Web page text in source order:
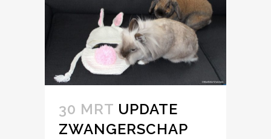
30 MRT UPDATE
ZWANGERSCHAP